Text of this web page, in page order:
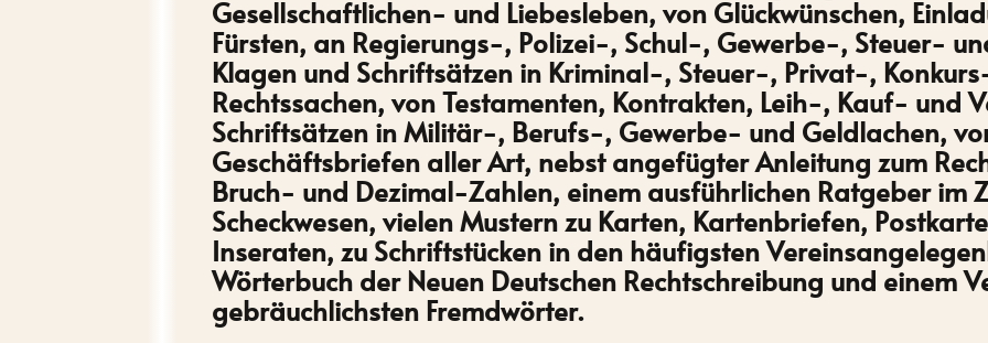
Gesellschaftlichen- und Liebesleben, von Glückwünschen,
Fürsten, an Regierungs-, Polizei-, Schul-, Gewerbe-, Steuer-
Klagen und Schriftsätzen in Kriminal-, Steuer-, Privat-,
Rechtssachen, von Testamenten, Kontrakten, Leih-, Kauf- und
Schriftsätzen in Militär-, Berufs-, Gewerbe- und Geldlachen,
Geschäftsbriefen aller Art, nebst angefügter Anleitung zum
Bruch- und Dezimal-Zahlen, einem ausführlichen Ratgeber im
Scheckwesen, vielen Mustern zu Karten, Kartenbriefen,
Inseraten, zu Schriftstücken in den häufigsten
Wörterbuch der Neuen Deutschen Rechtschreibung und einem
gebräuchlichsten Fremdwörter.